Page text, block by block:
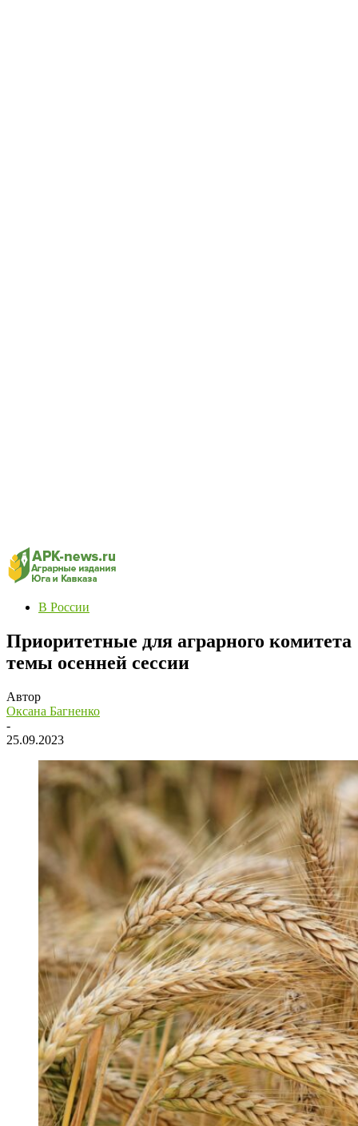
В России
Приоритетные для аграрного комитета
темы осенней сессии
Автор
Оксана Багненко
-
25.09.2023